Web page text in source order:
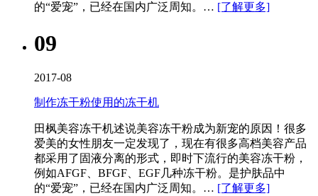
的“爱宠”，已经在国内广泛周知。… [了解更多]
09
2017-08
制作冻干粉使用的冻干机
田枫美容冻干机​述说美容冻干粉成为新宠的原因！很多
爱美的女性朋友一定发现了，现在有很多高档美容产品
都采用了固液分离的形式，即时下流行的美容冻干粉，
例如AFGF、BFGF、EGF几种冻干粉。是护肤品中
的“爱宠”，已经在国内广泛周知。… [了解更多]